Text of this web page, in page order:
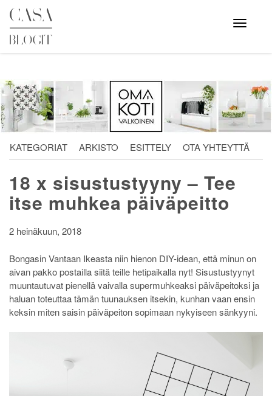
Skip
content
Avaa
valikko
KATEGORIAT ARKISTO ESITTELY OTA YHTEYTTÄ
18 x sisustustyyny – Tee
itse muhkea päiväpeitto
2 heinäkuun, 2018
Bongasin Vantaan Ikeasta niin hienon DIY-idean, että minun on
aivan pakko postailla siitä teille hetipaikalla nyt! Sisustustyynyt
muuntautuvat pienellä vaivalla supermuhkeaksi päiväpeitoksi ja
haluan toteuttaa tämän tuunauksen itsekin, kunhan vaan ensin
keksin miten saisin päiväpeiton sopimaan nykyiseen sänkyyni.